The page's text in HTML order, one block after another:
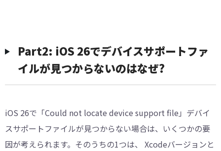
Part2: iOS 26でデバイスサポートファ
イルが見つからないのはなぜ?
iOS 26で「Could not locate device support file」デバイ
スサポートファイルが見つからない場合は、いくつかの要
因が考えられます。そのうちの1つは、 Xcodeバージョンと